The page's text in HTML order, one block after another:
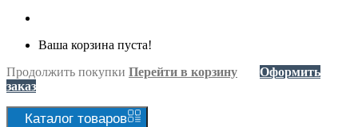
Ваша корзина пуста!
Продолжить покупки Перейти в корзину
Оформить
заказ
Каталог товаров